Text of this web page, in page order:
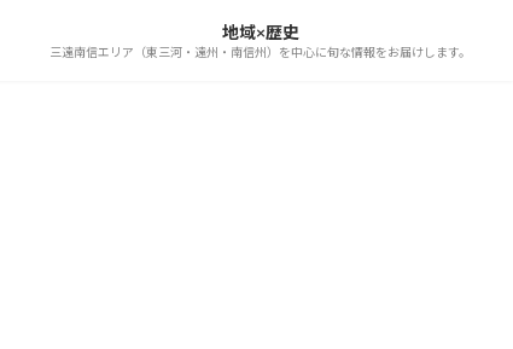
地域×歴史
三遠南信エリア（東三河・遠州・南信州）を中心に旬な情報をお届けします。